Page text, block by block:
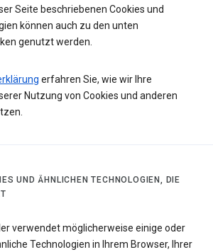
Seite beschriebenen Cookies und
können auch zu den unten
genutzt werden.
erfahren Sie, wie wir Ihre
Nutzung von Cookies und anderen
UND ÄHNLICHEN TECHNOLOGIEN, DIE
verwendet möglicherweise einige oder
Technologien in Ihrem Browser, Ihrer